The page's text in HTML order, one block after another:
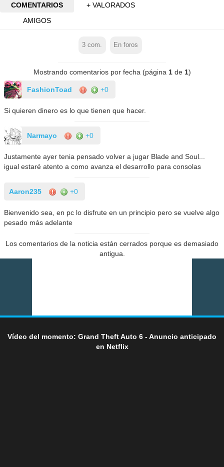
COMENTARIOS
+ VALORADOS
AMIGOS
3 com. En foros
Mostrando comentarios por fecha (página 1de 1)
FashionToad +0
Si quieren dinero es lo que tienen que hacer.
Narmayo +0
Justamente ayer tenia pensado volver a jugar Blade and Soul...
igual estaré atento a como avanza el desarrollo para consolas
Aaron235 +0
Bienvenido sea, en pc lo disfrute en un principio pero se vuelve algo
pesado más adelante
Los comentarios de la noticia están cerrados porque es demasiado
antigua.
Vídeo del momento: Grand Theft Auto 6 - Anuncio anticipado
en Netflix